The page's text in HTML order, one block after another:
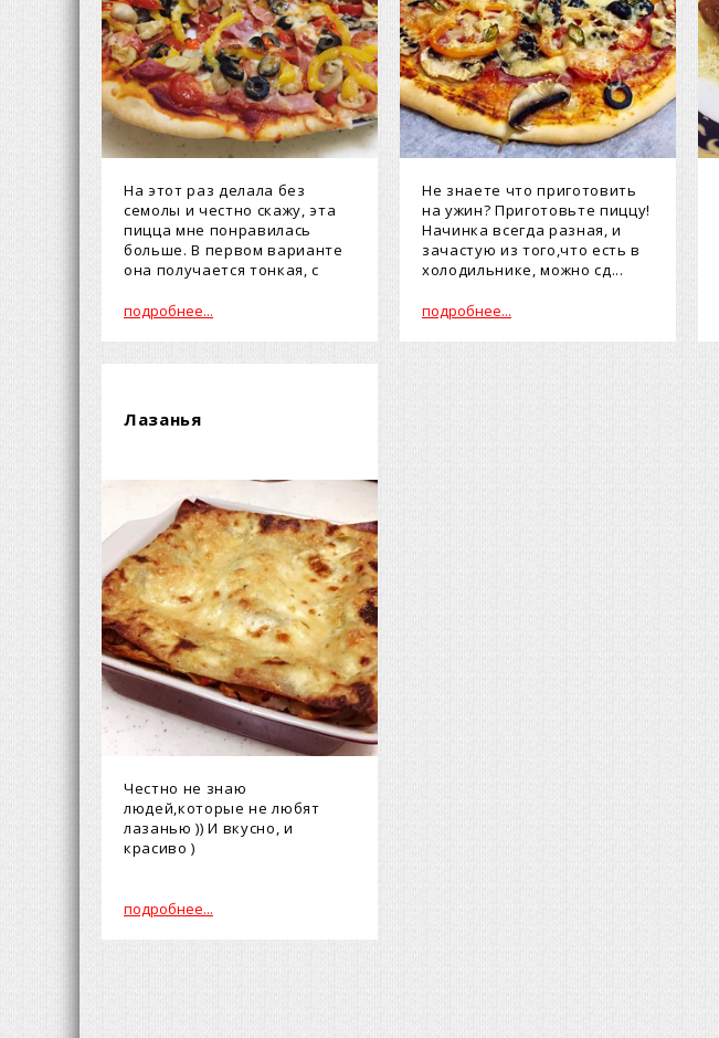
На этот раз делала без
семолы и честно скажу, эта
пицца мне понравилась
больше. В первом варианте
она получается тонкая, с
подробнее...
Не знаете что приготовить
на ужин? Приготовьте пиццу!
Начинка всегда разная, и
зачастую из того,что есть в
холодильнике, можно сд...
подробнее...
Лазанья
Честно не знаю
людей,которые не любят
лазанью )) И вкусно, и
красиво )
подробнее...